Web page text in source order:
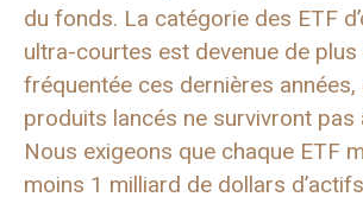
du fonds. La catégorie des ETF
ultra-courtes est devenue de plus
fréquentée ces dernières
produits lancés ne survivront pas
Nous exigeons que chaque ETF
moins 1 milliard de dollars